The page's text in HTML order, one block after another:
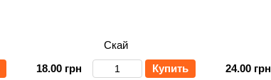
Скай
18.00 грн
Купить
24.00 грн